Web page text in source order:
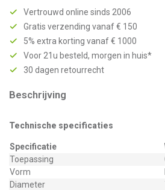
Vertrouwd online sinds 2006
Gratis verzending vanaf € 150
5% extra korting vanaf € 1000
Voor 21u besteld, morgen in huis*
30 dagen retourrecht
Beschrijving
Technische specificaties
Specificatie
Toepassing
Vorm
Diameter